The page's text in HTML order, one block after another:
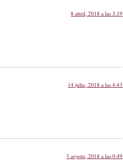
8 abril, 2018 a las 3:19
14 julio, 2018 a las 4:43
3 agosto, 2018 a las 0:49